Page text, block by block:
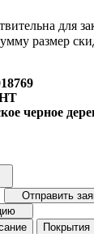
для
размер
черное
Отправить
Покрытия